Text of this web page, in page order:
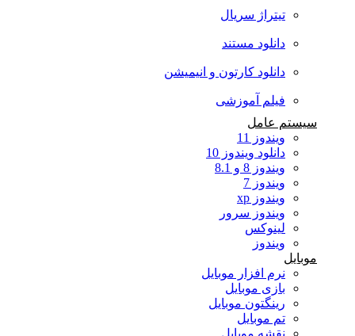
تیتراژ سریال
دانلود مستند
دانلود کارتون و انیمیشن
فیلم آموزشی
سیستم عامل
ویندوز 11
دانلود ویندوز 10
ویندوز 8 و 8.1
ویندوز 7
ویندوز xp
ویندوز سرور
لینوکس
ویندوز
نرم افزار موبایل
بازی موبایل
رینگتون موبایل
تم موبایل
نقشه موبایل